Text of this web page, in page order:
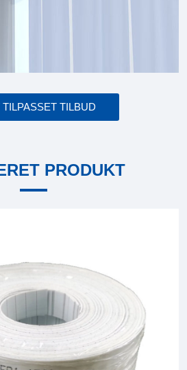
TILPASSET TILBUD
PRODUKT